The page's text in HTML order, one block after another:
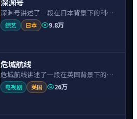
深渊号讲述了一段在日本背景下的科幻
故事，围绕阿部宽饰演的主角逐层展
开，人物动机与命运转折相互牵引，节
综艺 日本
9.8万
危城航线
危城航线讲述了一段在英国背景下的冒
险故事，围绕基里安·墨菲饰演的主角
逐层展开，人物动机与命运转折相互牵
电视剧 英国
26万